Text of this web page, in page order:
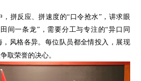
，拼反应、拼速度的“口令抢水”，讲求眼
间一条龙”，需要分工与专注的“异口同
，风格各异。每位队员都全情投入，展现
取荣誉的决心。